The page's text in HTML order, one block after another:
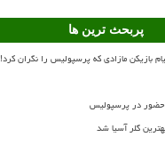
پربحث ترین ها
بازیکن مازادی که پرسپولیس را نگران کرد!
حضور در پرسپولیس
گلر آسیا شد